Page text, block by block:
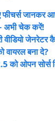
जानकर
– अभी चेक करें!
जेनरेटर
वायरल बना दे?
ओपन सोर्स